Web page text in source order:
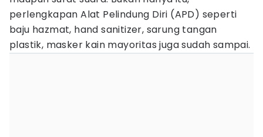
perlengkapan Alat Pelindung Diri (APD) seperti
baju hazmat, hand sanitizer, sarung tangan
plastik, masker kain mayoritas juga sudah sampai.